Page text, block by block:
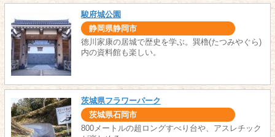
駿府城公園
静岡県静岡市
徳川家康の居城で歴史を学ぶ。巽櫓(たつみやぐら)
内の資料館も楽しい。
茨城県フラワーパーク
茨城県石岡市
800メートルの超ロングすべり台や、アスレチック